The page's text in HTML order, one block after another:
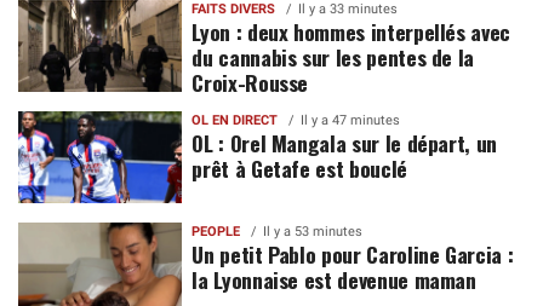
FAITS DIVERS Il y a 33 minutes
Lyon : deux hommes interpellés avec
du cannabis sur les pentes de la
Croix-Rousse
OL EN DIRECT Il y a 47 minutes
OL : Orel Mangala sur le départ, un
prêt à Getafe est bouclé
PEOPLE Il y a 53 minutes
Un petit Pablo pour Caroline Garcia :
la Lyonnaise est devenue maman